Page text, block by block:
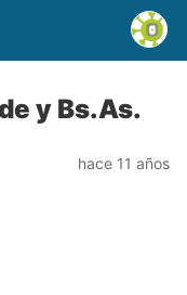
y Bs.As.
hace 11 años